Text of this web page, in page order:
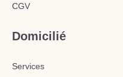
CGV
Domicilié
Services